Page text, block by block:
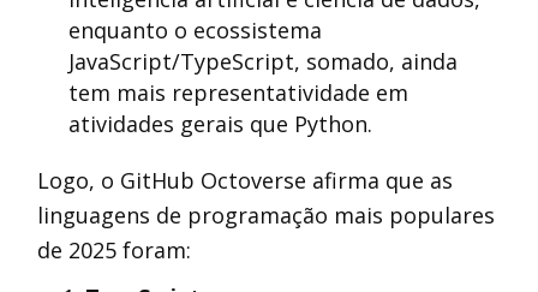
enquanto o ecossistema
JavaScript/TypeScript, somado, ainda
tem mais representatividade em
atividades gerais que Python.
Logo, o GitHub Octoverse afirma que as
linguagens de programação mais populares
de 2025 foram: